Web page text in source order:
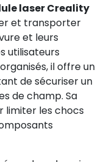
laser Creality
et transporter
et leurs
utilisateurs
il offre un
de sécuriser un
de champ. Sa
limiter les chocs